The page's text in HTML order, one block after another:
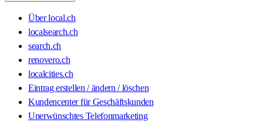
Über local.ch
localsearch.ch
search.ch
renovero.ch
localcities.ch
Eintrag erstellen / ändern / löschen
Kundencenter für Geschäftskunden
Unerwünschtes Telefonmarketing